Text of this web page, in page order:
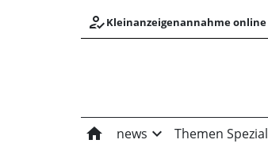
how_to_regKleinanzeigenannahme online
home news expand_more Themen Spezial